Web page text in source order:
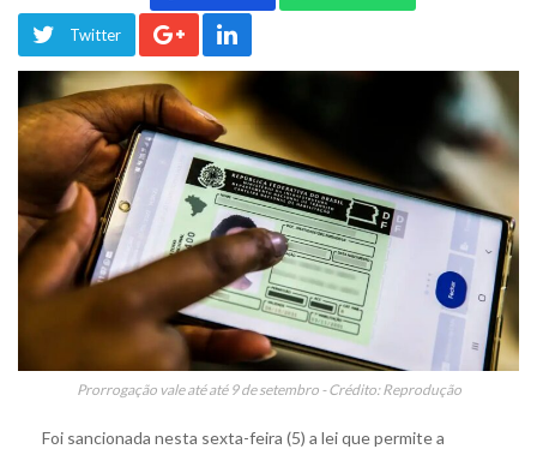
Twitter
Prorrogação vale até até 9 de setembro - Crédito: Reprodução
Foi sancionada nesta sexta-feira (5) a lei que permite a